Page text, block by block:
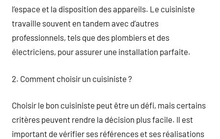
l’espace et la disposition des appareils. Le cuisiniste
travaille souvent en tandem avec d’autres
professionnels, tels que des plombiers et des
électriciens, pour assurer une installation parfaite.
2. Comment choisir un cuisiniste ?
Choisir le bon cuisiniste peut être un défi, mais certains
critères peuvent rendre la décision plus facile. Il est
important de vérifier ses références et ses réalisations